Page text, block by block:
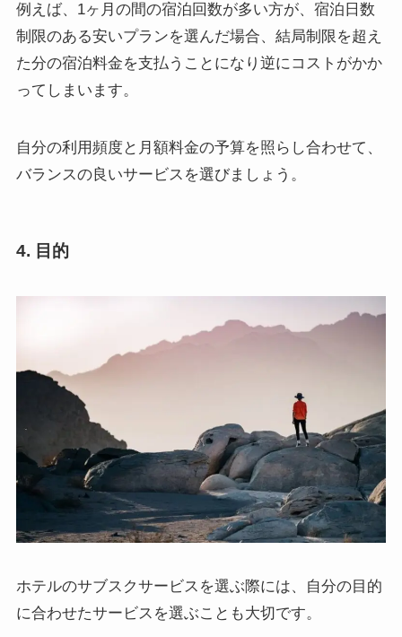
例えば、1ヶ月の間の宿泊回数が多い方が、宿泊日数
制限のある安いプランを選んだ場合、結局制限を超え
た分の宿泊料金を支払うことになり逆にコストがかか
ってしまいます。
自分の利用頻度と月額料金の予算を照らし合わせて、
バランスの良いサービスを選びましょう。
4. 目的
ホテルのサブスクサービスを選ぶ際には、自分の目的
に合わせたサービスを選ぶことも大切です。